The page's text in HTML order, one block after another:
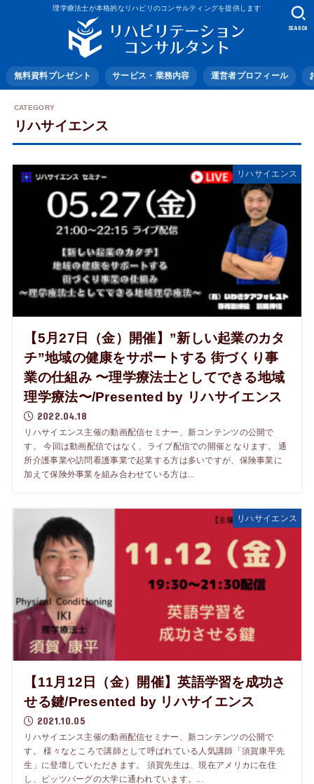
理学療法士が本格的なリハビリのコンサルティングを提供します
無料資料プレゼント サービス・業務内容 運営者プロフィール
SEARCH
リハサイエンス
リハサイエンス
【5月27日（金）開催】”新しい起業のカタ
チ”地域の健康をサポートする 街づくり事
業の仕組み 〜理学療法士としてできる地域
理学療法〜/Presented by リハサイエンス
2022.04.18
リハサイエンス主催の動画配信セミナー、新コンテンツの公開で
す。 今回は動画配信ではなく、ライブ配信での開催となります。 通
所介護事業や訪問看護事業で起業する方は多いですが、保険事業に
加えて保険外事業を組み合わせている方は...
リハサイエンス
【11月12日（金）開催】英語学習を成功さ
せる鍵/Presented by リハサイエンス
2021.10.05
リハサイエンス主催の動画配信セミナー、新コンテンツの公開で
す。 様々なところで講師として呼ばれている人気講師「須賀康平先
生」に登壇していただきます。 須賀先生は、現在アメリカに在住
し、ピッツバーグの大学に通われています。...